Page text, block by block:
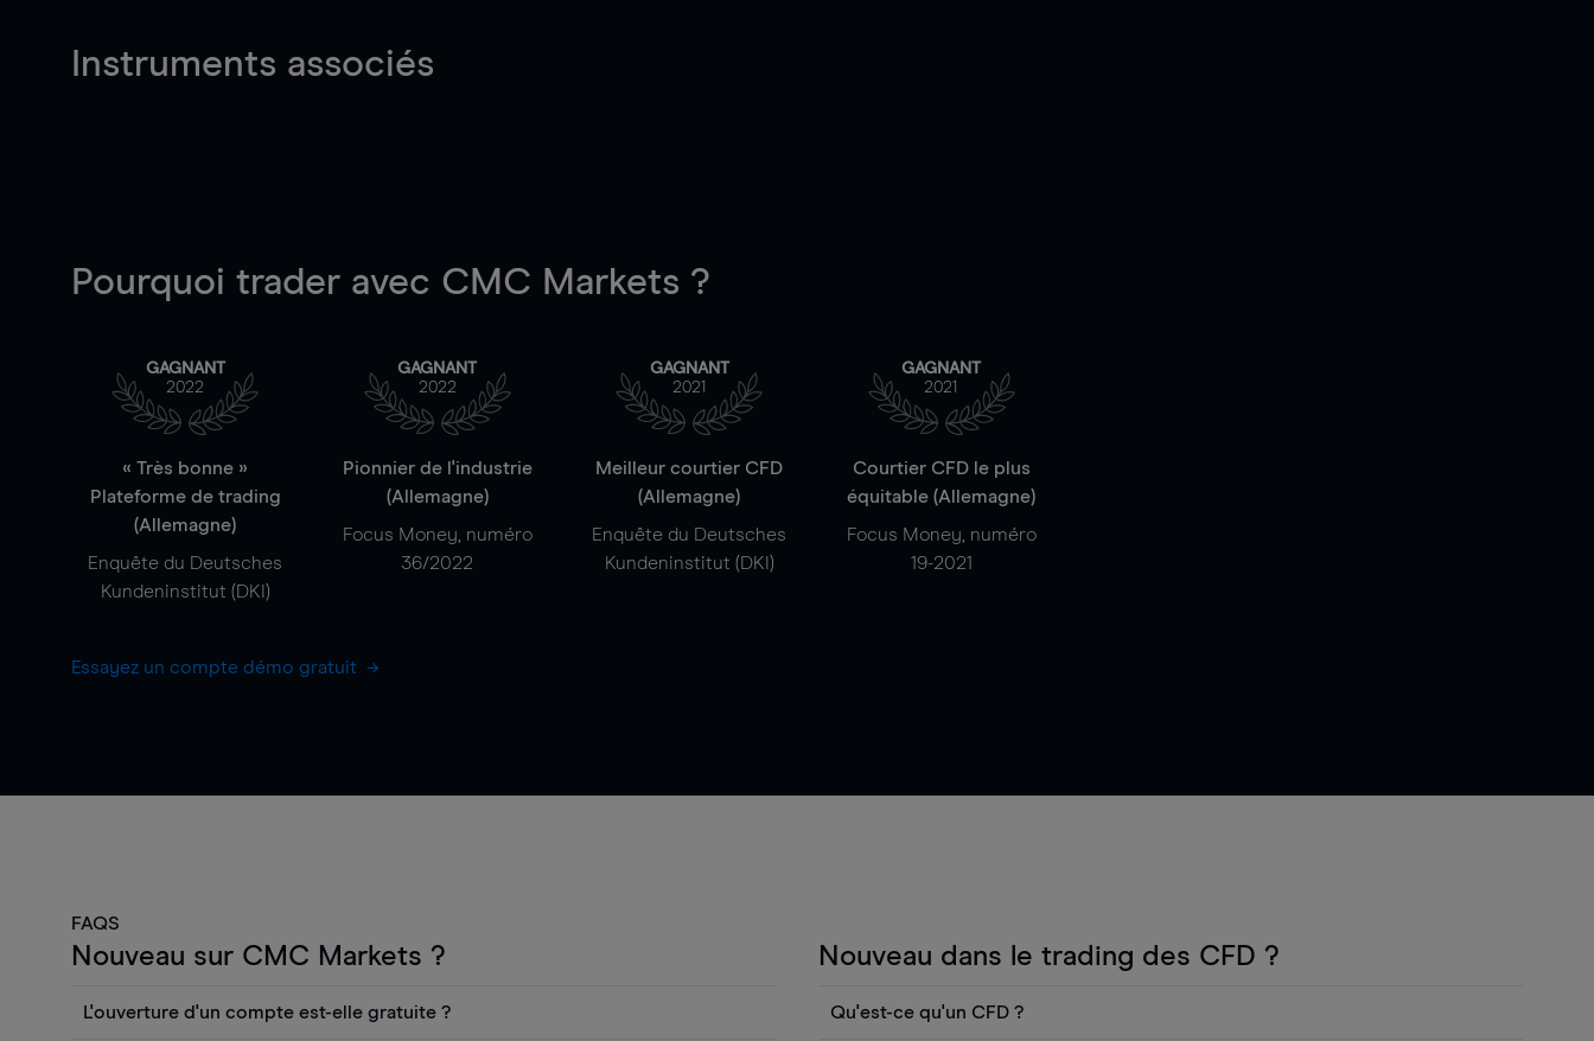
Instruments associés
Pourquoi trader avec CMC Markets ?
GAGNANT
2022
« Très bonne »
Plateforme de trading
(Allemagne)
Enquête du Deutsches
Kundeninstitut (DKI)
GAGNANT
2022
Pionnier de l'industrie
(Allemagne)
Focus Money, numéro
36/2022
GAGNANT
2021
Meilleur courtier CFD
(Allemagne)
Enquête du Deutsches
Kundeninstitut (DKI)
GAGNANT
2021
Courtier CFD le plus
équitable (Allemagne)
Focus Money, numéro
19-2021
Essayez un compte démo gratuit
FAQS
Nouveau sur CMC Markets ?
L'ouverture d'un compte est-elle gratuite ?
Nouveau dans le trading des CFD ?
Qu'est-ce qu'un CFD ?